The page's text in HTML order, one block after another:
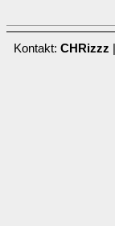
Kontakt: CHRizzz